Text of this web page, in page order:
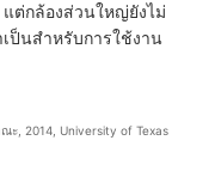
แต่กล้องส่วนใหญ่ยังไม่
ป็นสำหรับการใช้งาน
ะ, 2014, University of Texas